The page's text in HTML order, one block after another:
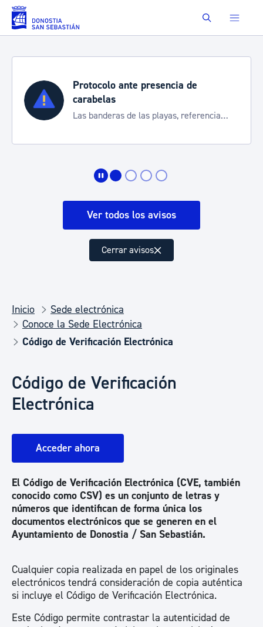
Saltar al contenido principal Buscar
Protocolo ante presencia de
carabelas
Las banderas de las playas, referencia
Ver todos los avisos
Cerrar avisos
Inicio
Sede electrónica
Conoce la Sede Electrónica
Código de Verificación Electrónica
Código de Verificación
Electrónica
Acceder ahora
El Código de Verificación Electrónica (CVE, también
conocido como CSV) es un conjunto de letras y
números que identifican de forma única los
documentos electrónicos que se generen en el
Ayuntamiento de Donostia / San Sebastián.
Cualquier copia realizada en papel de los originales
electrónicos tendrá consideración de copia auténtica
si incluye el Código de Verificación Electrónica.
Este Código permite contrastar la autenticidad de